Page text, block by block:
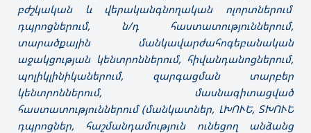
բժշկական և վերականգնողական ոլորտներում՝
դպրոցներում, ն/դ հաստատություններում,
տարածքային մանկավարժահոգեբանական
աջակցության կենտրոններում, հիվանդանոցներում,
պոլիկլինիկաներում, զարգացման տարբեր
կենտրոններում, մասնագիտացված
հաստատություններում (մանկատներ, ԼԽՈՒԵ, ՏԽՈՒԵ
դպրոցներ, հաշմանդամություն ունեցող անձանց